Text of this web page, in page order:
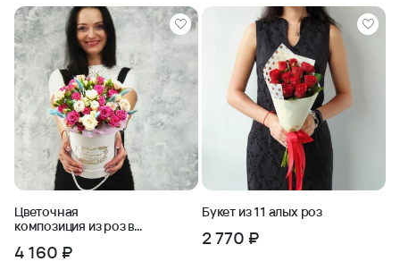
Цветочная
композиция из роз в
4 160 ₽
Букет из 11 алых роз
2 770 ₽